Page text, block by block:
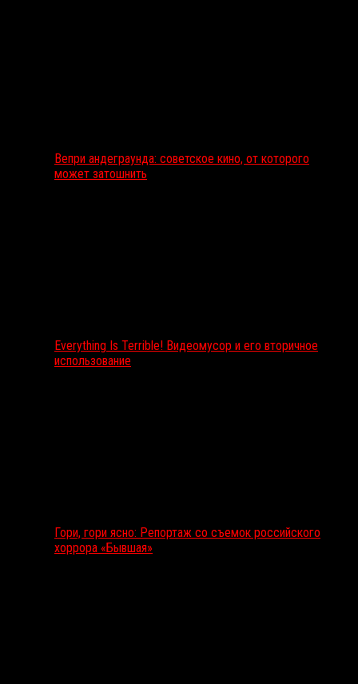
Вепри андеграунда: советское кино, от которого
может затошнить
Everything Is Terrible! Видеомусор и его вторичное
использование
Гори, гори ясно: Репортаж со съемок российского
хоррора «Бывшая»